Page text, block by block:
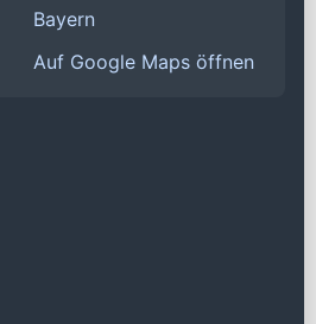
Bayern
Auf Google Maps öffnen